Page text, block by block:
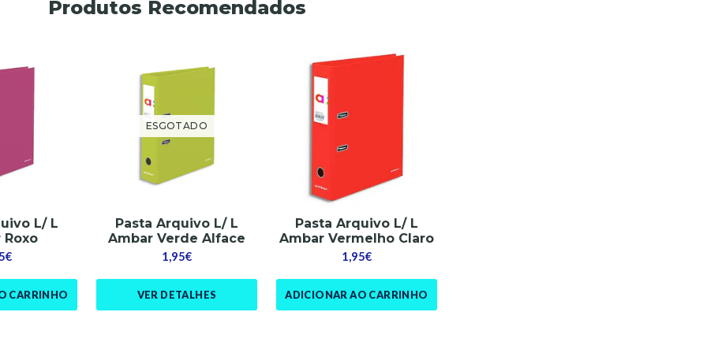
Produtos Recomendados
L/ L
Roxo
CARRINHO
ESGOTADO
Pasta Arquivo L/ L
Ambar Verde Alface
1,95€
VER DETALHES
Pasta Arquivo L/ L
Ambar Vermelho Claro
1,95€
ADICIONAR AO CARRINHO